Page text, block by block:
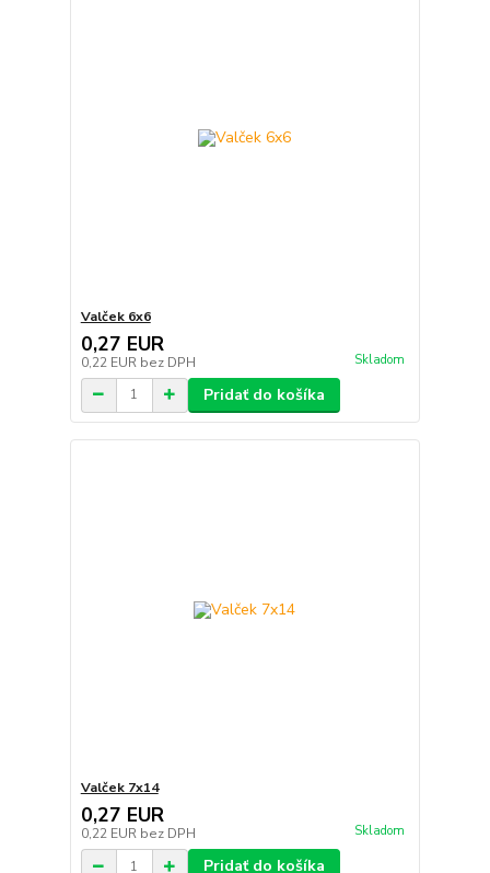
Valček 6x6
0,27 EUR
0,22 EUR bez DPH Skladom
Pridať do košíka
Valček 7x14
0,27 EUR
0,22 EUR bez DPH Skladom
Pridať do košíka